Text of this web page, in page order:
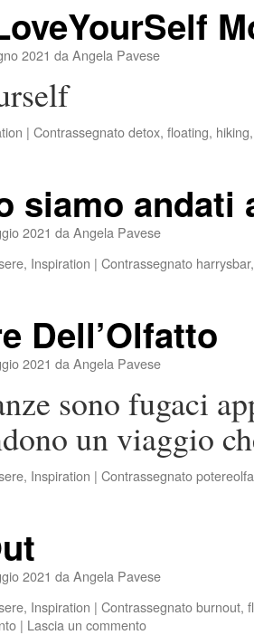
2021 da Angela Pavese
| Contrassegnatodetox, floating, hiking
siamo andati
2021 da Angela Pavese
, Inspiration | Contrassegnato harrysbar
Dell’Olfatto
2021 da Angela Pavese
sono fugaci
un viaggio
, Inspiration | Contrassegnato
2021 da Angela Pavese
, Inspiration | Contrassegnatoburnout,
| Lascia un commento